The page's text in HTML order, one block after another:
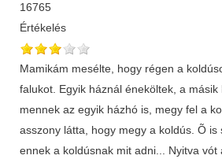
16765
Értékelés
Mamikám mesélte, hogy régen a
falukot. Egyik háznál éneköltek, a
mennek az egyik házhó is, megy fel a
asszony látta, hogy megy a koldús. Õ is
ennek a koldúsnak mit adni... Nyitva vót